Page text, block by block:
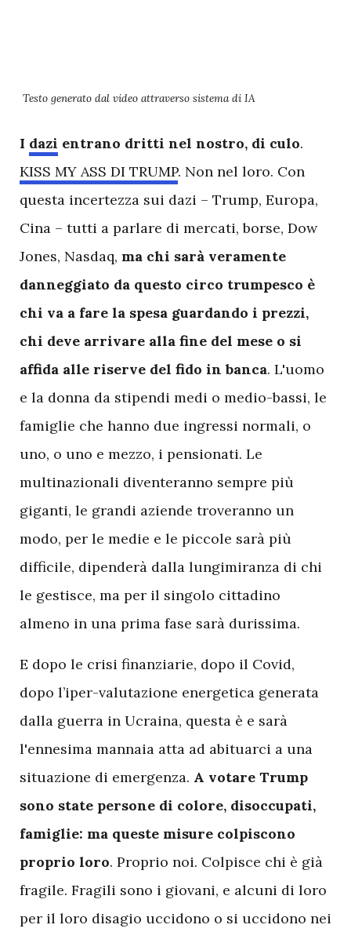
Testo generato dal video attraverso sistema di IA
I dazi entrano dritti nel nostro, di culo.
KISS MY ASS DI TRUMP. Non nel loro. Con
questa incertezza sui dazi – Trump, Europa,
Cina – tutti a parlare di mercati, borse, Dow
Jones, Nasdaq, ma chi sarà veramente
danneggiato da questo circo trumpesco è
chi va a fare la spesa guardando i prezzi,
chi deve arrivare alla fine del mese o si
affida alle riserve del fido in banca. L'uomo
e la donna da stipendi medi o medio-bassi, le
famiglie che hanno due ingressi normali, o
uno, o uno e mezzo, i pensionati. Le
multinazionali diventeranno sempre più
giganti, le grandi aziende troveranno un
modo, per le medie e le piccole sarà più
difficile, dipenderà dalla lungimiranza di chi
le gestisce, ma per il singolo cittadino
almeno in una prima fase sarà durissima.
E dopo le crisi finanziarie, dopo il Covid,
dopo l’iper-valutazione energetica generata
dalla guerra in Ucraina, questa è e sarà
l'ennesima mannaia atta ad abituarci a una
situazione di emergenza. A votare Trump
sono state persone di colore, disoccupati,
famiglie: ma queste misure colpiscono
proprio loro. Proprio noi. Colpisce chi è già
fragile. Fragili sono i giovani, e alcuni di loro
per il loro disagio uccidono o si uccidono nei